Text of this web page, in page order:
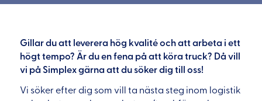
Gillar du att leverera hög kvalité och att arbeta i ett
högt tempo? Är du en fena på att köra truck? Då vill
vi på Simplex gärna att du söker dig till oss!
Vi söker efter dig som vill ta nästa steg inom logistik